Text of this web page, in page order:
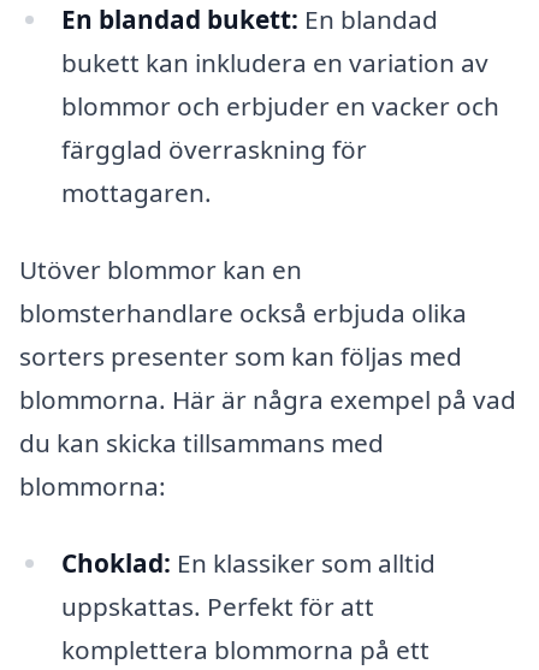
En blandad bukett: En blandad
bukett kan inkludera en variation av
blommor och erbjuder en vacker och
färgglad överraskning för
mottagaren.
Utöver blommor kan en
blomsterhandlare också erbjuda olika
sorters presenter som kan följas med
blommorna. Här är några exempel på vad
du kan skicka tillsammans med
blommorna:
Choklad: En klassiker som alltid
uppskattas. Perfekt för att
komplettera blommorna på ett